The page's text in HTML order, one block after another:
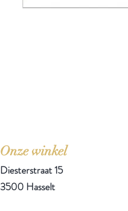
Onze winkel
Diesterstraat 15
3500 Hasselt